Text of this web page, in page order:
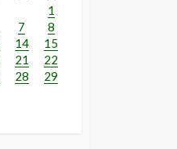
1
7
8
14
15
21
22
28
29